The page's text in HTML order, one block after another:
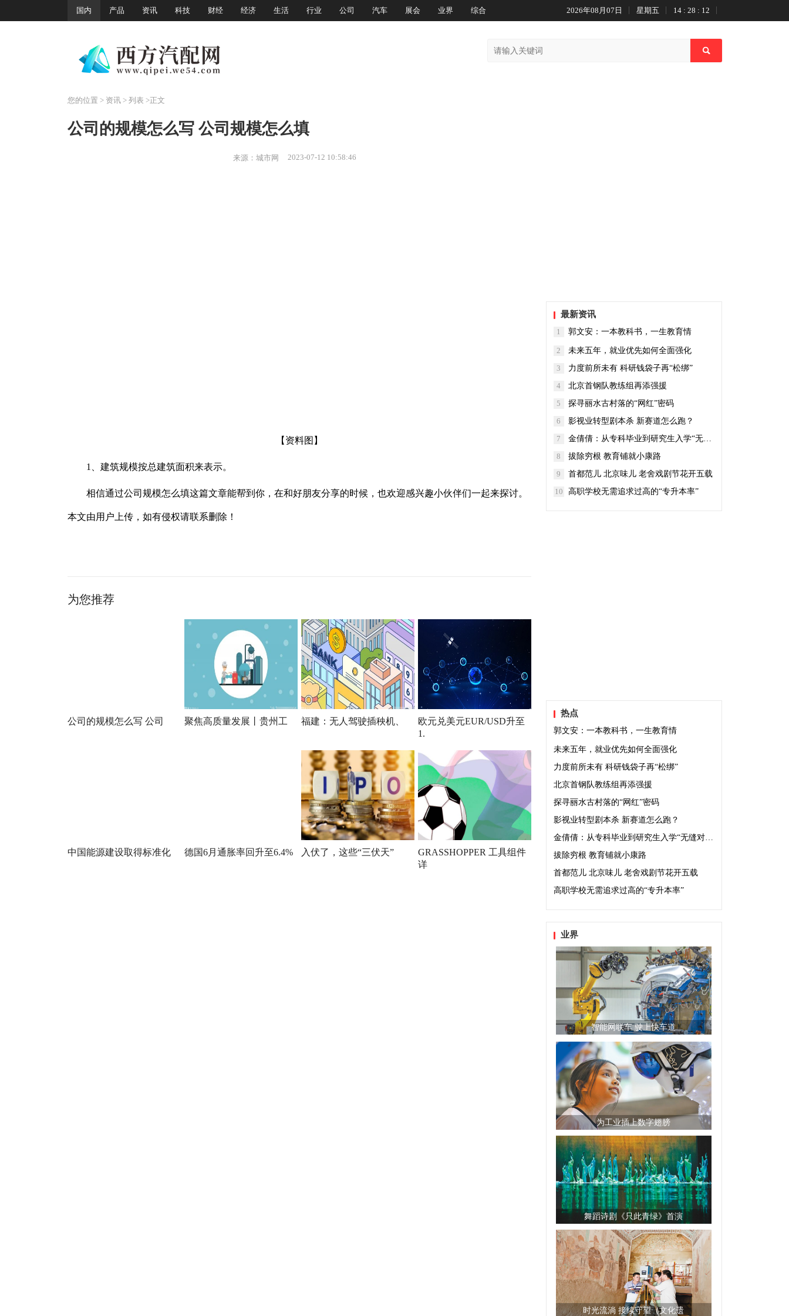
国内 产品 资讯 科技 财经 经济 生活 行业 公司 汽车 展会 业界 综合 2026年08月07日 星期五 14 : 28 : 13
您的位置 > 资讯> 列表 >正文
公司的规模怎么写 公司规模怎么填
来源：城市网 2023-07-12 10:58:46
【资料图】
1、建筑规模按总建筑面积来表示。
相信通过公司规模怎么填这篇文章能帮到你，在和好朋友分享的时候，也欢迎感兴趣小伙伴们一起来探讨。
本文由用户上传，如有侵权请联系删除！
为您推荐
公司的规模怎么写 公司 聚焦高质量发展丨贵州工 福建：无人驾驶插秧机、
欧元兑美元EUR/USD升至
1.
中国能源建设取得标准化 德国6月通胀率回升至6.4% 入伏了，这些“三伏天”
GRASSHOPPER 工具组件
详
最新资讯
1 郭文安：一本教科书，一生教育情
2
未来五年，就业优先如何全面强化
3
力度前所未有 科研钱袋子再“松绑”
4
北京首钢队教练组再添强援
5
探寻丽水古村落的“网红”密码
6
影视业转型剧本杀 新赛道怎么跑？
7
金倩倩：从专科毕业到研究生入学“无缝对接”
8
拔除穷根 教育铺就小康路
9
首都范儿 北京味儿 老舍戏剧节花开五载
10
高职学校无需追求过高的“专升本率”
热点
郭文安：一本教科书，一生教育情
未来五年，就业优先如何全面强化
力度前所未有 科研钱袋子再“松绑”
北京首钢队教练组再添强援
探寻丽水古村落的“网红”密码
影视业转型剧本杀 新赛道怎么跑？
金倩倩：从专科毕业到研究生入学“无缝对接”
拔除穷根 教育铺就小康路
首都范儿 北京味儿 老舍戏剧节花开五载
高职学校无需追求过高的“专升本率”
业界
智能网联车 驶上快车道
为工业插上数字翅膀
舞蹈诗剧《只此青绿》首演
时光流淌 接续守望（文化遗